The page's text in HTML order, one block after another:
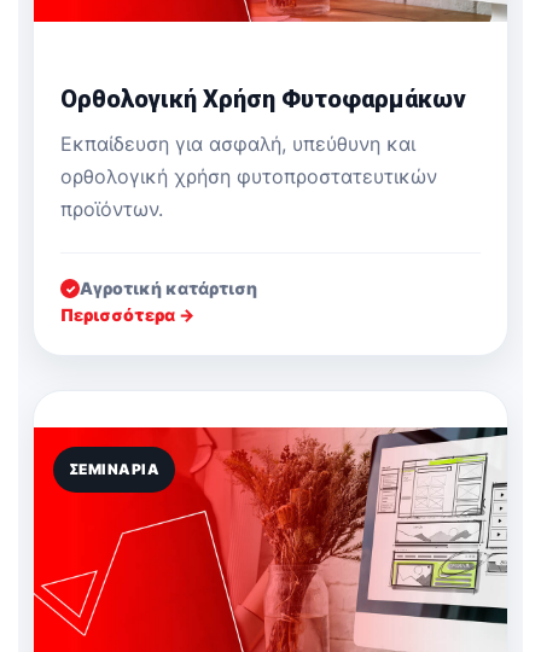
Ορθολογική Χρήση Φυτοφαρμάκων
Εκπαίδευση για ασφαλή, υπεύθυνη και
ορθολογική χρήση φυτοπροστατευτικών
προϊόντων.
✓ Αγροτική κατάρτιση
Περισσότερα →
ΣΕΜΙΝΆΡΙΑ